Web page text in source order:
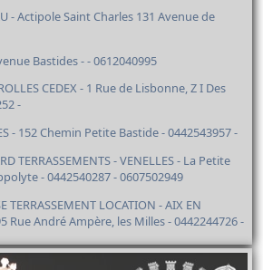
- Actipole Saint Charles 131 Avenue de
Bastides - - 0612040995
CEDEX - 1 Rue de Lisbonne, Z I Des
-
- 152 Chemin Petite Bastide - 0442543957 -
TERRASSEMENTS - VENELLES - La Petite
- 0442540287 - 0607502949
TERRASSEMENT LOCATION - AIX EN
Rue André Ampère, les Milles - 0442244726 -